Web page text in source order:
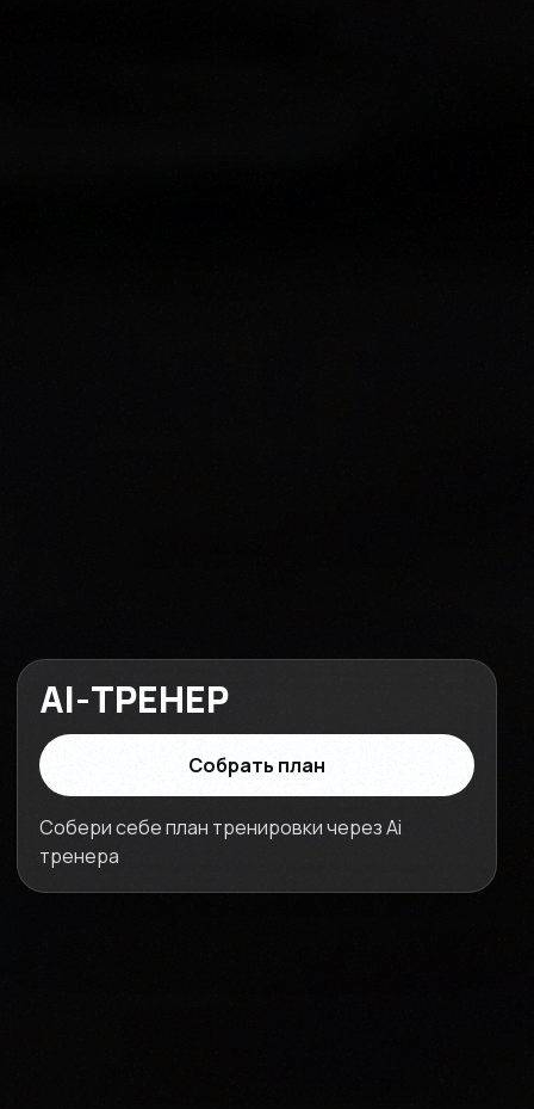
AI-ТРЕНЕР
Собрать план
Собери себе план тренировки через Ai
тренера